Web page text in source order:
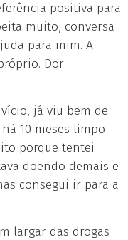
positiva para
muito, conversa
para mim. A
Dor
já viu bem de
10 meses limpo
porque tentei
doendo demais e
consegui ir para a
largar das drogas